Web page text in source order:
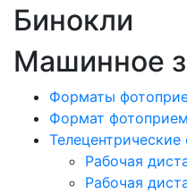
Бинокли
Машинное
Форматы
Формат
Телецентрические
Рабочая
Рабочая